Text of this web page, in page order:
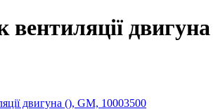
вентиляції двигуна